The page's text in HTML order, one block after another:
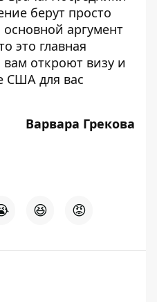
берут просто
аргумент
это главная
откроют визу и
США для вас
Варвара Грекова
😆 😡